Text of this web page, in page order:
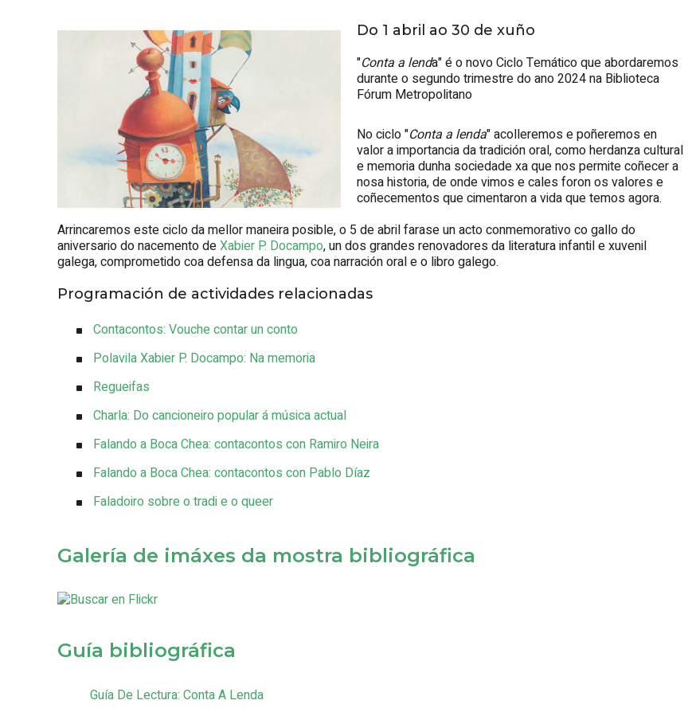
Do 1 abril ao 30 de xuño
"Conta a lenda" é o novo Ciclo Temático que abordaremos
durante o segundo trimestre do ano 2024 na Biblioteca
Fórum Metropolitano
No ciclo "Conta a lenda" acolleremos e poñeremos en
valor a importancia da tradición oral, como herdanza cultural
e memoria dunha sociedade xa que nos permite coñecer a
nosa historia, de onde vimos e cales foron os valores e
coñecementos que cimentaron a vida que temos agora.
Arrincaremos este ciclo da mellor maneira posible, o 5 de abril farase un acto conmemorativo co gallo do
aniversario do nacemento deXabier P. Docampo, un dos grandes renovadores da literatura infantil e xuvenil
galega, comprometido coa defensa da lingua, coa narración oral e o libro galego.
Programación de actividades relacionadas
Contacontos: Vouche contar un conto
Polavila Xabier P. Docampo: Na memoria
Regueifas
Charla: Do cancioneiro popular á música actual
Falando a Boca Chea: contacontos con Ramiro Neira
Falando a Boca Chea: contacontos con Pablo Díaz
Faladoiro sobre o tradi e o queer
Galería de imáxes da mostra bibliográfica
Guía bibliográfica
Guía De Lectura: Conta A Lenda